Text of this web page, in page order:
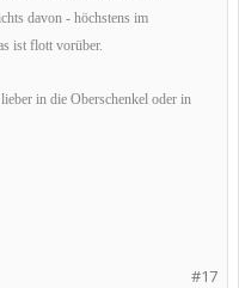
davon - höchstens im
ist flott vorüber.
in die Oberschenkel oder in
#17